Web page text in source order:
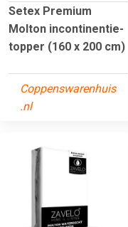
Setex Premium
Molton incontinentie-
topper (160 x 200 cm)
Coppenswarenhuis
.nl